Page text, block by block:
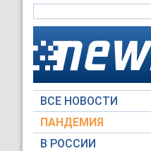
ВСЕ НОВОСТИ
ПАНДЕМИЯ
В РОССИИ